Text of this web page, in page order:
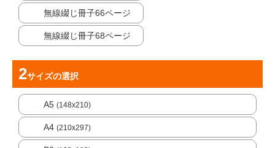
無線綴じ冊子66ページ
無線綴じ冊子68ページ
サイズの選択
A5 (148x210)
A4 (210x297)